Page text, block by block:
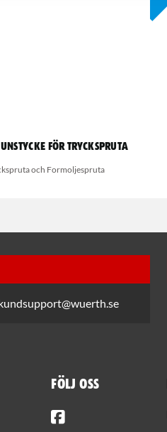
för tryckspruta
och Formoljespruta
Följ oss